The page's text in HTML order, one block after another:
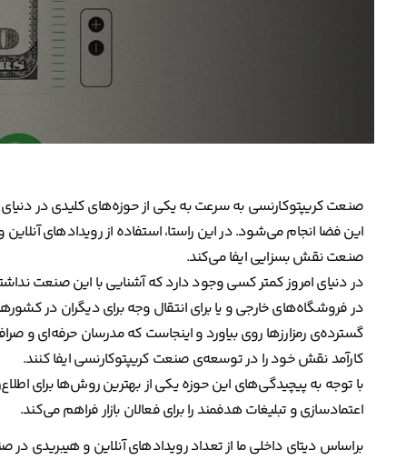
صنعت کریپتوکارنسی به سرعت به یکی از حوزه‌های کلیدی در
این فضا انجام می‌شود. در این راستا، استفاده از رویدادهای آنلاین
صنعت نقش بسزایی ایفا می‌کند.
در دنیای امروز کمتر کسی وجود دارد که آشنایی با این صنعت
در فروشگاه‌های خارجی و یا برای انتقال وجه برای دیگران در
گسترده‌ی رمزارزها روی بیاورد و اینجاست که مدرسان حرفه‌ای و
کارآمد نقش خود را در توسعه‌ی صنعت کریپتوکارنسی ایفا کنند.
با توجه به پیچیدگی‌های این حوزه یکی از بهترین روش‌ها برای
اعتمادسازی و تبلیغات هدفمند را برای فعالان بازار فراهم می‌کند.
براساس دیتای داخلی ما از تعداد رویدادهای آنلاین و هیبریدی